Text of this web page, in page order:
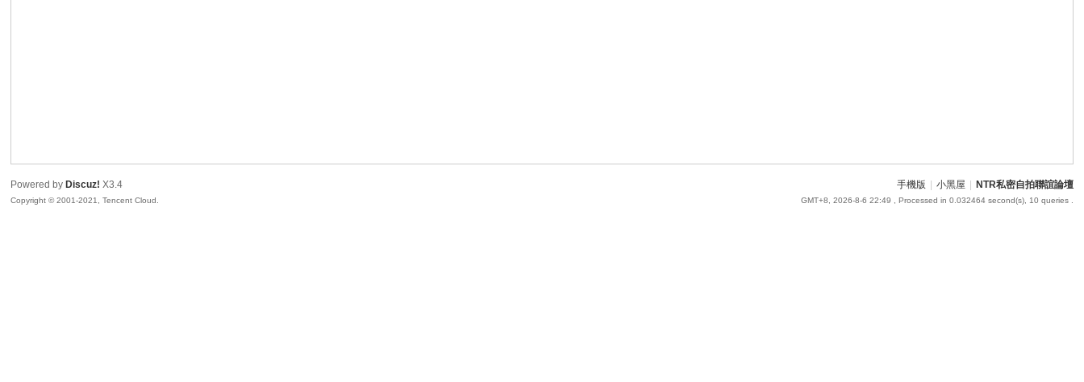
手機版 小黑屋 NTR私密自拍聯誼論壇
GMT+8, 2026-8-6 22:49 , Processed in 0.032464 second(s), 10 queries .
Powered by Discuz! X3.4
Copyright © 2001-2021, Tencent Cloud.